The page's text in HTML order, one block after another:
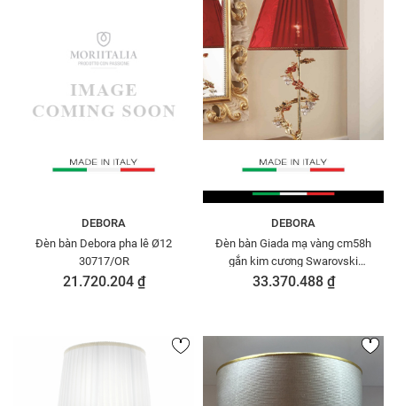
DEBORA
Đèn bàn Debora pha lê Ø12
30717/OR
21.720.204 ₫
DEBORA
Đèn bàn Giada mạ vàng cm58h
gắn kim cương Swarovski
DEBORA DC2473
33.370.488 ₫